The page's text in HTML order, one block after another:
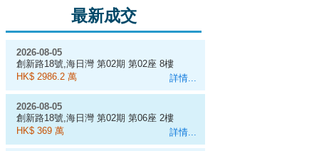
最新成交
詳情...
2026-08-05
創新路18號,海日灣 第02期 第02座 8樓
A室
HK$ 2986.2 萬
詳情...
2026-08-05
創新路18號,海日灣 第02期 第06座 2樓
C室
HK$ 369 萬